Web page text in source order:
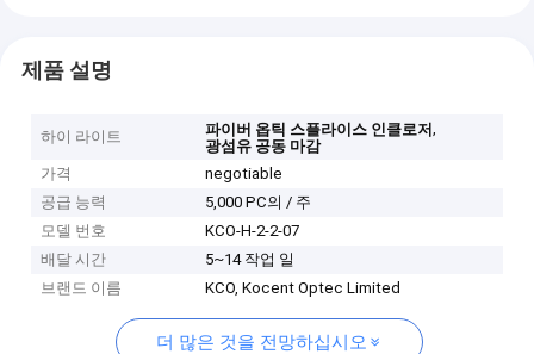
제품 설명
하이 라이트 파이버 옵틱 스플라이스 인클로저,
광섬유 공동 마감
가격
negotiable
공급 능력
5,000 PC의 / 주
모델 번호
KCO-H-2-2-07
배달 시간
5~14 작업 일
브랜드 이름
KCO, Kocent Optec Limited
더 많은 것을 전망하십시오